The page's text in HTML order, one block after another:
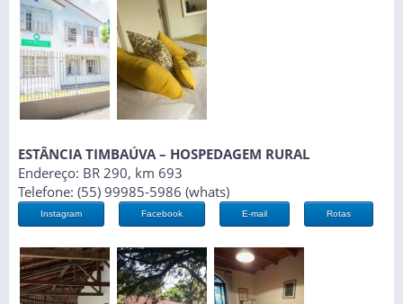
ESTÂNCIA TIMBAÚVA – HOSPEDAGEM RURAL
Endereço: BR 290, km 693
Telefone: (55) 99985-5986 (whats)
Instagram Facebook E-mail Rotas